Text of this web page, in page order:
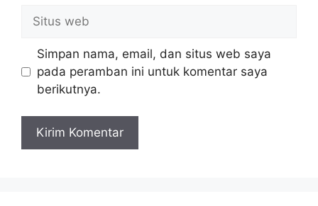
web
Simpan nama, email, dan situs web saya
pada peramban ini untuk komentar saya
berikutnya.